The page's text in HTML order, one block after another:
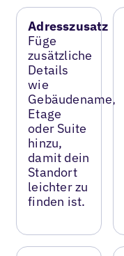
Adresszusatz
Füge
zusätzliche
Details
wie
Gebäudename,
Etage
oder Suite
hinzu,
damit dein
Standort
leichter zu
finden ist.